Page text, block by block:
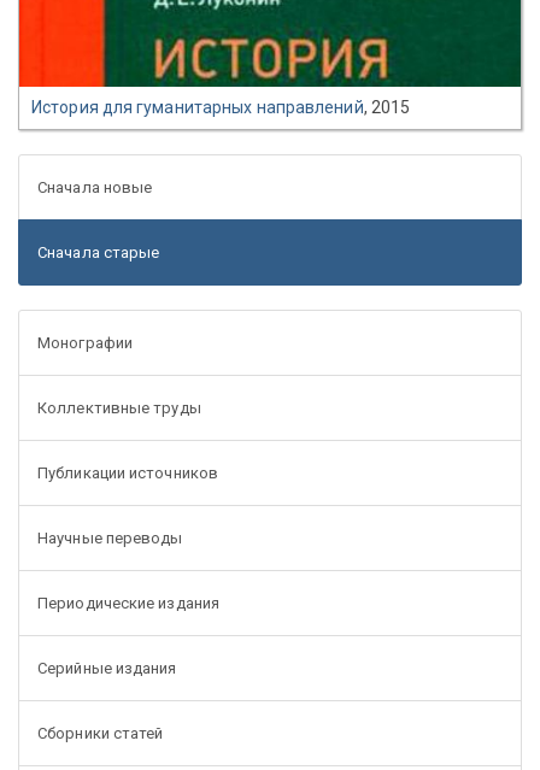
История для гуманитарных направлений, 2015
Сначала новые
Сначала старые
Монографии
Коллективные труды
Публикации источников
Научные переводы
Периодические издания
Серийные издания
Сборники статей